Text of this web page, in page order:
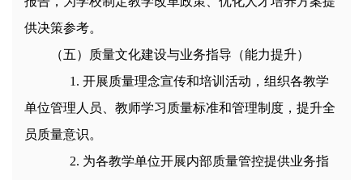
供决策参考。
（五）质量文化建设与业务指导（能力提升）
1 . 开展质量理念宣传和培训活动，组织各教学
单位管理人员、教师学习质量标准和管理制度，提升全
员质量意识。
2. 为各教学单位开展内部质量管控提供业务指